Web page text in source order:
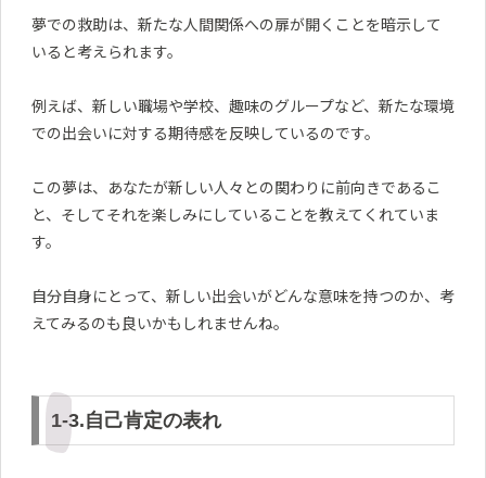
夢での救助は、新たな人間関係への扉が開くことを暗示して
いると考えられます。
例えば、新しい職場や学校、趣味のグループなど、新たな環境
での出会いに対する期待感を反映しているのです。
この夢は、あなたが新しい人々との関わりに前向きであるこ
と、そしてそれを楽しみにしていることを教えてくれていま
す。
自分自身にとって、新しい出会いがどんな意味を持つのか、考
えてみるのも良いかもしれませんね。
1-3.自己肯定の表れ